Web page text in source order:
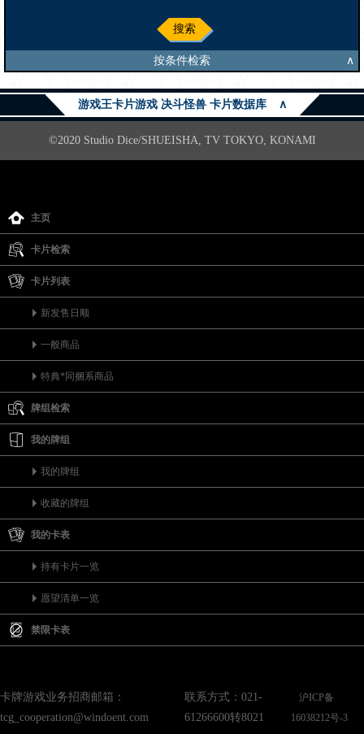
搜索
按条件检索 ∧
游戏王卡片游戏 决斗怪兽 卡片数据库 ∧
©2020 Studio Dice/SHUEISHA, TV TOKYO, KONAMI
主页
卡片检索
卡片列表
新发售日顺
一般商品
特典*同捆系商品
牌组检索
我的牌组
我的牌组
收藏的牌组
我的卡表
持有卡片一览
愿望清单一览
禁限卡表
卡牌游戏业务招商邮箱：
tcg_cooperation@windoent.com
联系方式：021-
61266600转8021
沪ICP备
16038212号-3